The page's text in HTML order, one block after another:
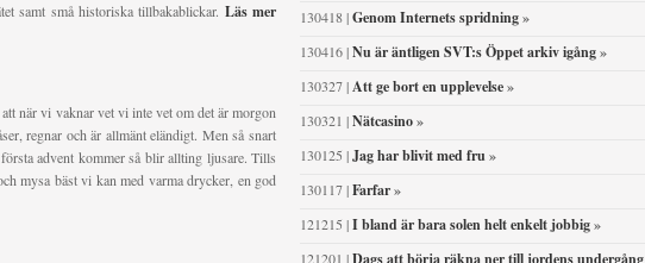
samt små historiska tillbakablickar. Läs mer
när vi vaknar vet vi inte vet om det är morgon
regnar och är allmänt eländigt. Men så snart
advent kommer så blir allting ljusare. Tills
mysa bäst vi kan med varma drycker, en god
130418 |Genom Internets spridning»
130416 |Nu är äntligen SVT:s Öppet arkiv igång»
130327 |Att ge bort en upplevelse»
130321 |Nätcasino»
130125 |Jag har blivit med fru»
130117 |Farfar»
121215 |I bland är bara solen helt enkelt jobbig»
121201 |Dags att börja räkna ner till jordens undergång